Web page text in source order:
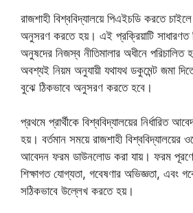
রাজশাহী বিশ্ববিদ্যালয়ে পিএইচডি করতে চাইলে
অনুসরণ করতে হয়। এই প্রক্রিয়াটি সাধারণত
অনুষদের নিজস্ব নীতিমালার অধীনে পরিচালিত
অবশ্যই নিয়ম অনুযায়ী যথাযথ ডকুমেন্ট জমা
বুঝে ঠিকভাবে অনুসরণ করতে হবে।
প্রথমে প্রার্থীকে বিশ্ববিদ্যালয়ের নির্ধারিত
হয়। বর্তমান সময়ে রাজশাহী বিশ্ববিদ্যালয়ের
আবেদন ফরম ডাউনলোড করা যায়। ফরম
শিক্ষাগত যোগ্যতা, গবেষণার অভিজ্ঞতা, এবং
সঠিকভাবে উল্লেখ করতে হয়।